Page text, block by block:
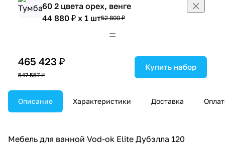
60 2 цвета орех, венге
44 880 ₽ x 1 шт52 800 ₽
465 423 ₽
547 557 ₽
Купить набор
Описание Характеристики Доставка
Мебель для ванной Vod-ok Elite Дубэлла 120